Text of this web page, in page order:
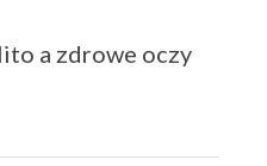
a zdrowe oczy